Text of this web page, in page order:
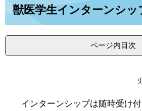
す。
本
文
獣医学生インターンシッ
ページ内目次
インターンシップは随時受け付